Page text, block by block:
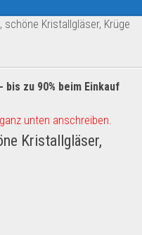
Kristallgläser, Krüge
zu 90% beim Einkauf
unten anschreiben.
Kristallgläser,